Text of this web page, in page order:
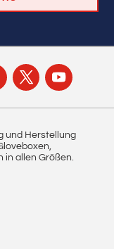
und Herstellung
in allen Größen.